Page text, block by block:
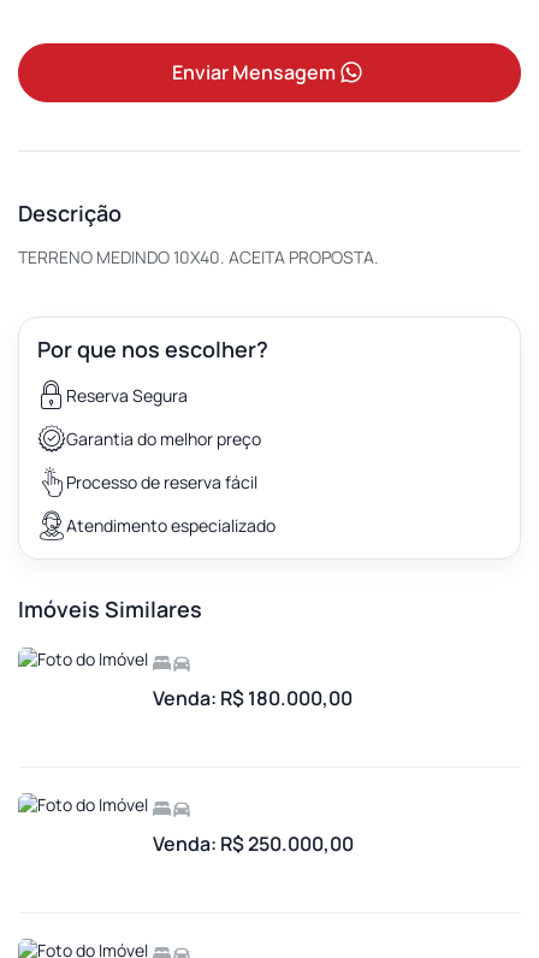
Enviar Mensagem
Descrição
TERRENO MEDINDO 10X40. ACEITA PROPOSTA.
Por que nos escolher?
Reserva Segura
Garantia do melhor preço
Processo de reserva fácil
Atendimento especializado
Imóveis Similares
Venda: R$ 180.000,00
Venda: R$ 250.000,00